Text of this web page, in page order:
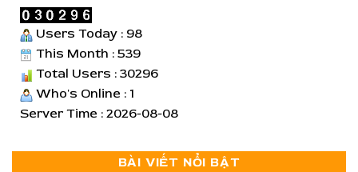
Users Today : 98
This Month : 539
Total Users : 30296
Who's Online : 1
Server Time : 2026-08-08
BÀI VIẾT NỔI BẬT